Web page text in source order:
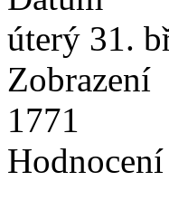
úterý 31.
Zobrazení
1771
Hodnocení